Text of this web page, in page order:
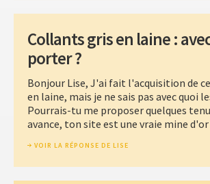
Collants gris en laine :
porter ?
Bonjour Lise, J'ai fait l'acquisition de
en laine, mais je ne sais pas avec quoi
Pourrais-tu me proposer quelques
avance, ton site est une vraie mine d'or
VOIR LA RÉPONSE DE LISE